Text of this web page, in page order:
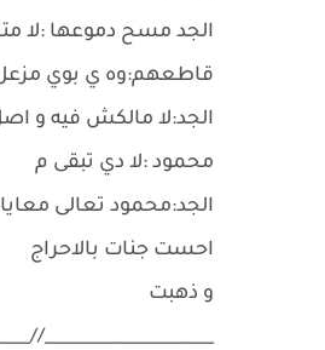
الجد مسح دموعها :لا
قاطعهم:وه ي بوي مزعل
الجد:لا مالكش فيه و
محمود :لا دي تبقى م
الجد:محمود تعالى معايا
احست جنات بالاحراج
و ذهبت
______________